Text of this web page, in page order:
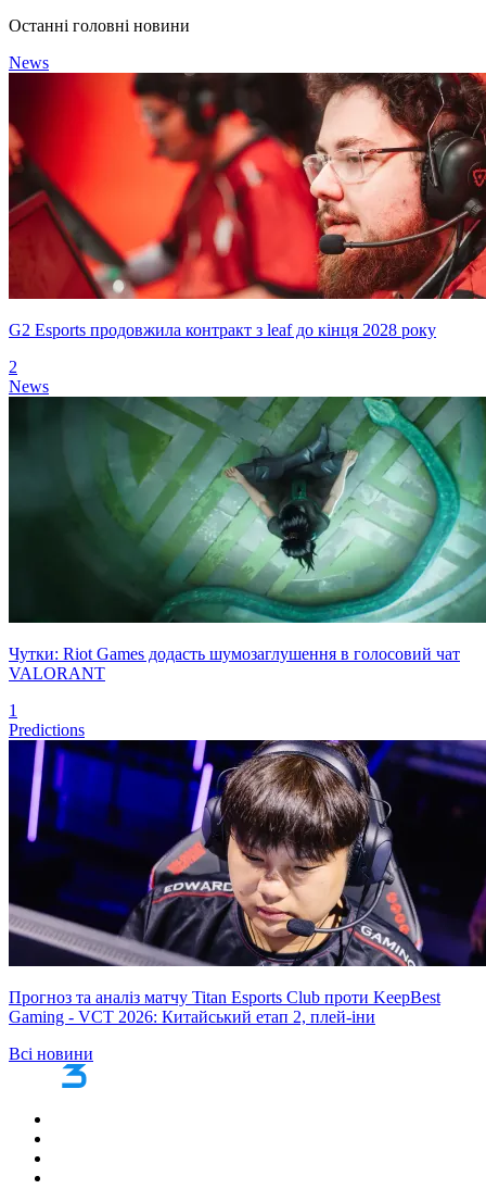
Останні головні новини
News
G2 Esports продовжила контракт з leaf до кінця 2028 року
2
News
Чутки: Riot Games додасть шумозаглушення в голосовий чат
VALORANT
1
Predictions
Прогноз та аналіз матчу Titan Esports Club проти KeepBest
Gaming - VCT 2026: Китайський етап 2, плей-іни
Всі новини